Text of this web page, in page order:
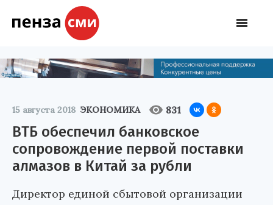
15 августа 2018 ЭКОНОМИКА 831
ВТБ обеспечил банковское
сопровождение первой поставки
алмазов в Китай за рубли
Директор единой сбытовой организации